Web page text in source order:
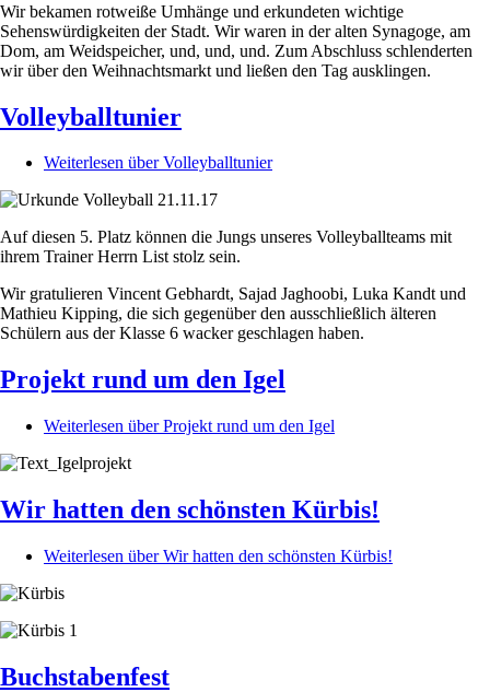
Wir bekamen rotweiße Umhänge und erkundeten wichtige
Sehenswürdigkeiten der Stadt. Wir waren in der alten Synagoge, am
Dom, am Weidspeicher, und, und, und. Zum Abschluss schlenderten
wir über den Weihnachtsmarkt und ließen den Tag ausklingen.
Volleyballtunier
Weiterlesen über Volleyballtunier
Auf diesen 5. Platz können die Jungs unseres Volleyballteams mit
ihrem Trainer Herrn List stolz sein.
Wir gratulieren Vincent Gebhardt, Sajad Jaghoobi, Luka Kandt und
Mathieu Kipping, die sich gegenüber den ausschließlich älteren
Schülern aus der Klasse 6 wacker geschlagen haben.
Projekt rund um den Igel
Weiterlesen über Projekt rund um den Igel
Wir hatten den schönsten Kürbis!
Weiterlesen über Wir hatten den schönsten Kürbis!
Buchstabenfest